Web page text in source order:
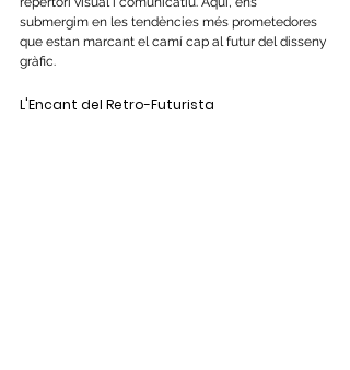
submergim en les tendències més prometedores
que estan marcant el camí cap al futur del disseny
gràfic.
L'Encant del Retro-Futurista